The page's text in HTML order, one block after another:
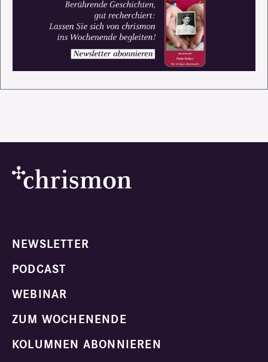
NEWSLETTER
PODCAST
WEBINAR
ZUM WOCHENENDE
KOLUMNEN ABONNIEREN